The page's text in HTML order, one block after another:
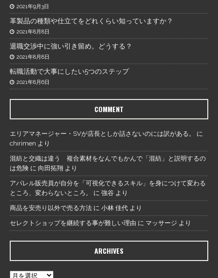
2021年9月3日
革製品の種類や仕立てをどれくらい知っていますか？
2021年8月8日
退職交渉中に強い引き留め。どうする？
2021年8月8日
転職活動で大事にしたい5つのステップ
2021年8月6日
COMMENT
エリアマネージャー・SVが店長としか話さないのには訳がある。
に
chirimen より
混紡と交織は違う 複合素材をなんでもかんで「混紡」と説明するの
は危険 に 向田拓翔 より
アパレル販売員が自分を「可視化できるスキル」を身につけて変わる
ところ、変わらないところ。
に 強谷 より
商品を安売り以外で売る方法 に 小林 佳代 より
セレクトショップを継続する事が難しい理由 に マッサージ より
ARCHIVES